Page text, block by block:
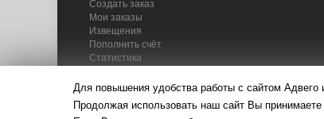
Создать заказ
Мои заказы
Извещения
Пополнить счёт
Статистика
Для повышения удобства работы с сайтом Адвего
Продолжая использовать наш сайт Вы принимаете